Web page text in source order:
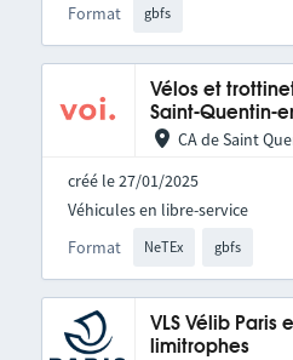
Format gbfs
Vélos et
Saint-Quentin-
CA de Saint
créé le 27/01/2025
Format NeTEx gbfs
Véhicules en libre-service
VLS Vélib Paris
limitrophes